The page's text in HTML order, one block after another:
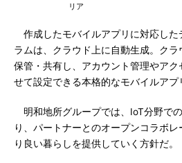
リア
作成したモバイルアプリに対応した
ラムは、クラウド上に自動生成。ク
保管・共有し、アカウント管理やア
せて設定できる本格的なモバイルアプ
明和地所グループでは、IoT分野で
り、パートナーとのオープンコラボ
り良い暮らしを提供していく方針だ。